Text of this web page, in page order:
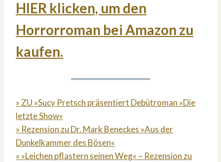
HIER klicken, um den
Horrorroman bei Amazon zu
kaufen.
» ZU »Sucy Pretsch präsentiert Debütroman »Die
letzte Show«
» Rezension zu Dr. Mark Beneckes »Aus der
Dunkelkammer des Bösen«
» »Leichen pflastern seinen Weg« – Rezension zu